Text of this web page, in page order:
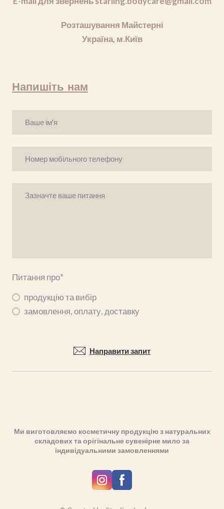
Розташування Майстерні
Україна, м.Київ
Напишіть нам
Питання про*
продукцію та вибір
замовлення, оплату, доставку
Направити запит
Ми виготовляємо косметичну продукцію з натуральних
складових та орігінальне сувенірне мило за
індивідуальними замовленнями